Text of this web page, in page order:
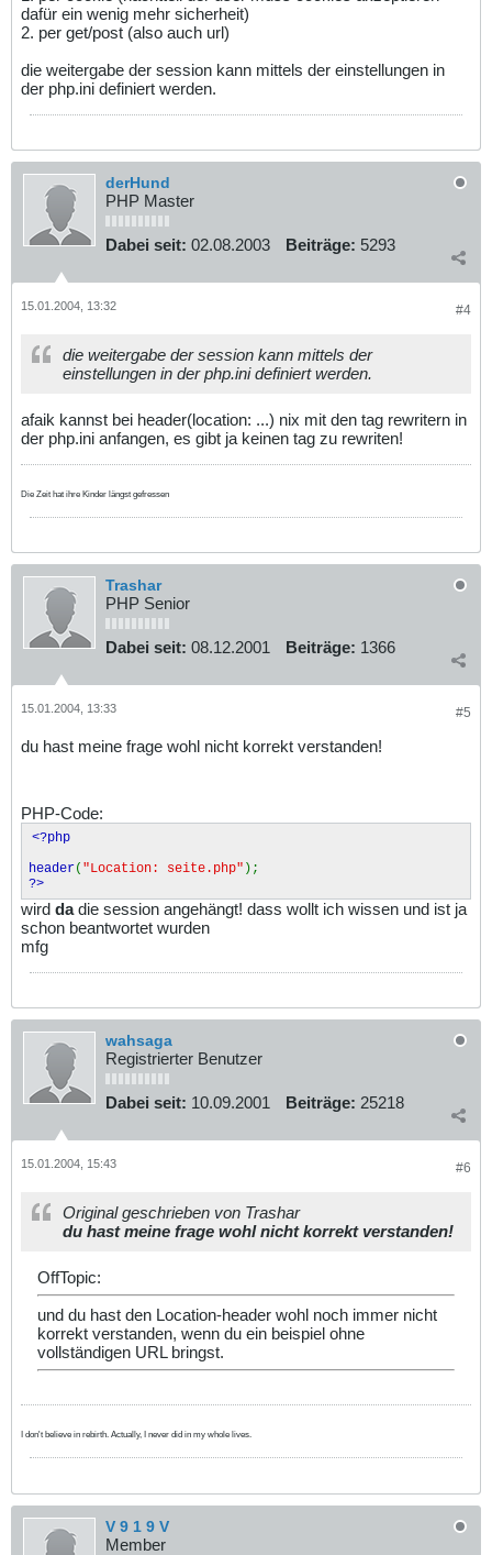
dafür ein wenig mehr sicherheit)
2. per get/post (also auch url)
die weitergabe der session kann mittels der einstellungen in
der php.ini definiert werden.
derHund
PHP Master
Dabei seit: 02.08.2003 Beiträge: 5293
#4
15.01.2004, 13:32
die weitergabe der session kann mittels der
einstellungen in der php.ini definiert werden.
afaik kannst bei header(location: ...) nix mit den tag rewritern in
der php.ini anfangen, es gibt ja keinen tag zu rewriten!
Die Zeit hat ihre Kinder längst gefressen
Trashar
PHP Senior
Dabei seit: 08.12.2001 Beiträge: 1366
#5
15.01.2004, 13:33
du hast meine frage wohl nicht korrekt verstanden!
PHP-Code:
<?php
header( "Location: seite.php" );
?>
wird dadie session angehängt! dass wollt ich wissen und ist ja
schon beantwortet wurden
mfg
wahsaga
Registrierter Benutzer
Dabei seit: 10.09.2001 Beiträge: 25218
#6
15.01.2004, 15:43
Original geschrieben von Trashar
du hast meine frage wohl nicht korrekt verstanden!
OffTopic:
und du hast den Location-header wohl noch immer nicht
korrekt verstanden, wenn du ein beispiel ohne
vollständigen URL bringst.
I don't believe in rebirth. Actually, I never did in my whole lives.
V 9 1 9 V
Member